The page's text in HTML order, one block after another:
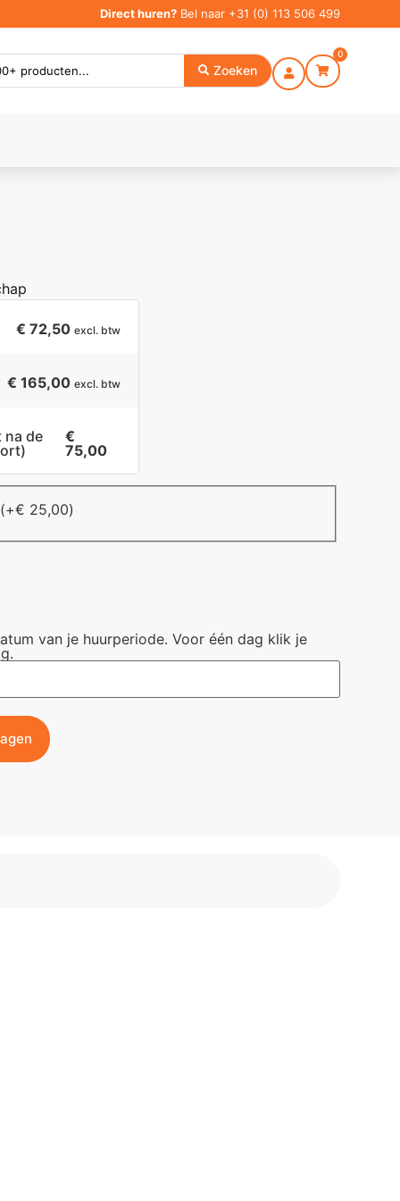
Direct huren?Bel naar +31 (0) 113 506 499
Zoeken
0
€ 72,50 excl. btw
€ 165,00 excl. btw
na de
€
75,00
(+€ 25,00)
van je huurperiode. Voor één dag klik je